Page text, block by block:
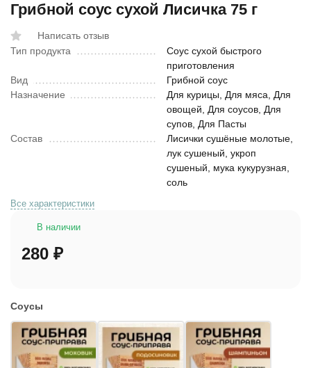
Грибной соус сухой Лисичка 75 г
Написать отзыв
Тип продукта
Соус сухой быстрого
приготовления
Вид
Грибной соус
Назначение
Для курицы, Для мяса, Для
овощей, Для соусов, Для
супов, Для Пасты
Состав
Лисички сушёные молотые,
лук сушеный, укроп
сушеный, мука кукурузная,
соль
Все характеристики
В наличии
280 ₽
Соусы